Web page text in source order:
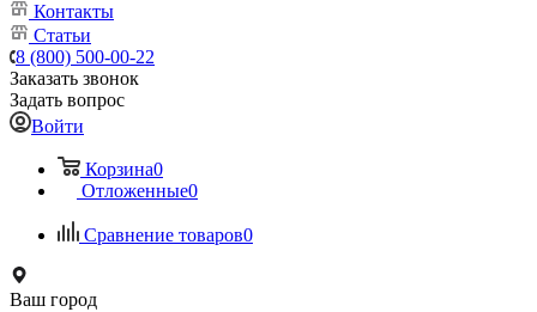
Контакты
Статьи
8 (800) 500-00-22
Заказать звонок
Задать вопрос
Войти
Корзина0
Отложенные0
Сравнение товаров0
Ваш город